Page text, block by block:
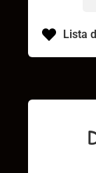
Lista